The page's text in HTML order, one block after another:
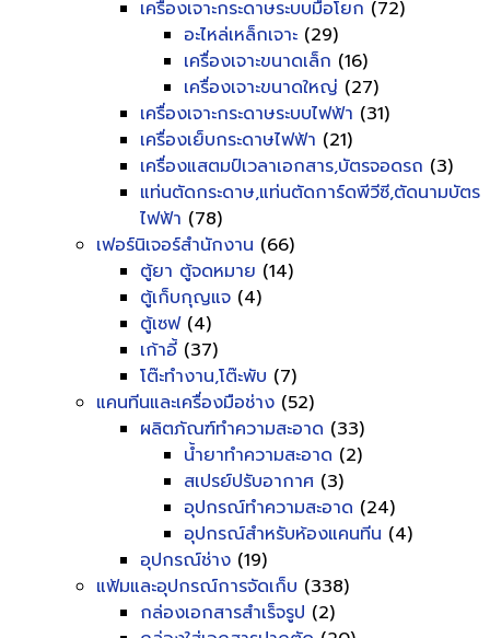
เครื่องเจาะกระดาษระบบมือโยก (72)
อะไหล่เหล็กเจาะ (29)
เครื่องเจาะขนาดเล็ก (16)
เครื่องเจาะขนาดใหญ่ (27)
เครื่องเจาะกระดาษระบบไฟฟ้า (31)
เครื่องเย็บกระดาษไฟฟ้า (21)
เครื่องแสตมป์เวลาเอกสาร,บัตรจอดรถ (3)
แท่นตัดกระดาษ,แท่นตัดการ์ดพีวีซี,ตัดนามบัตร
ไฟฟ้า (78)
เฟอร์นิเจอร์สำนักงาน (66)
ตู้ยา ตู้จดหมาย (14)
ตู้เก็บกุญแจ (4)
ตู้เซฟ(4)
เก้าอี้ (37)
โต๊ะทำงาน,โต๊ะพับ (7)
แคนทีนและเครื่องมือช่าง (52)
ผลิตภัณฑ์ทำความสะอาด (33)
น้ำยาทำความสะอาด (2)
สเปรย์ปรับอากาศ (3)
อุปกรณ์ทำความสะอาด (24)
อุปกรณ์สำหรับห้องแคนทีน (4)
อุปกรณ์ช่าง (19)
แฟ้มและอุปกรณ์การจัดเก็บ (338)
กล่องเอกสารสำเร็จรูป (2)